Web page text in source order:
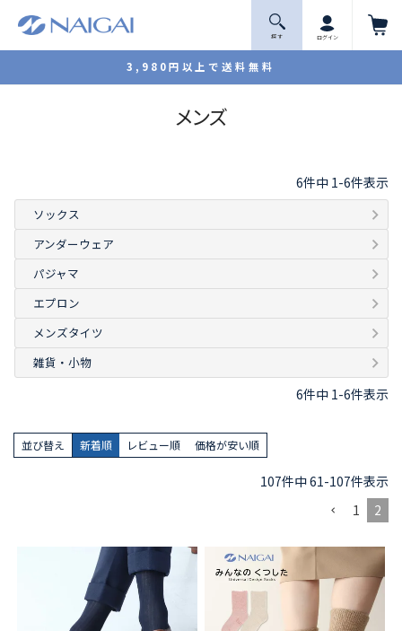
3,980円以上で送料無料
探 す ログイン
メンズ
6件中 1-6件表示
ソックス
アンダーウェア
パジャマ
エプロン
メンズタイツ
雑貨・小物
6件中 1-6件表示
並び替え 新着順 レビュー順 価格が安い順
107件中61-107件表示
1
2